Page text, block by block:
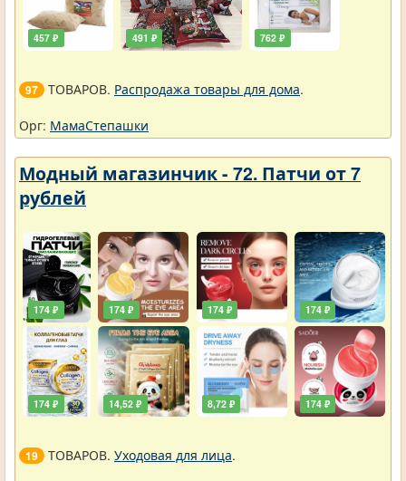
457 ₽ 491 ₽ 762 ₽
97 ТОВАРОВ. Распродажа товары для дома.
Орг: МамаСтепашки
Модный магазинчик - 72. Патчи от 7
рублей
174 ₽
174 ₽
174 ₽
14,52 ₽
174 ₽
8,72 ₽
174 ₽
174 ₽
19 ТОВАРОВ. Уходовая для лица.